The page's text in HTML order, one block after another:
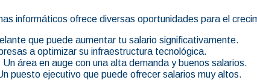
informáticos ofrece diversas oportunidades para el
que puede aumentar tu salario significativamente.
a optimizar su infraestructura tecnológica.
Un área en auge con una alta demanda y buenos salarios.
puesto ejecutivo que puede ofrecer salarios muy altos.